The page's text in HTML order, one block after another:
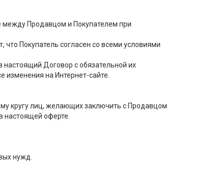
между Продавцом и Покупателем при
что Покупатель согласен со всеми условиями
настоящий Договор с обязательной их
изменения на Интернет-сайте.
кругу лиц, желающих заключить с Продавцом
настоящей оферте.
нужд.